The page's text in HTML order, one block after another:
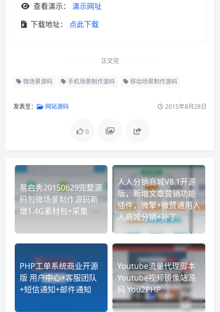
查看演示：
演示网址
下载地址：
点此下载
正文完
微场景源码 手机场景制作源码 移动场景制作源码
发表至： 网站源码 2015年8月28日
0
易启秀20150629完整源
码包微场景制作源码新
增1.4G素材包+采集
人人分销商城V8.1开源
版，新增文章营销功能
插件，微擎+微赞通用人
人商城分销+补丁
PHP工单系统商业开源
版 用户中心+客服团队
+短信通知+邮件通知
Youtube流量代理脚本
Youtube视频镜像站源
码 You2PHP